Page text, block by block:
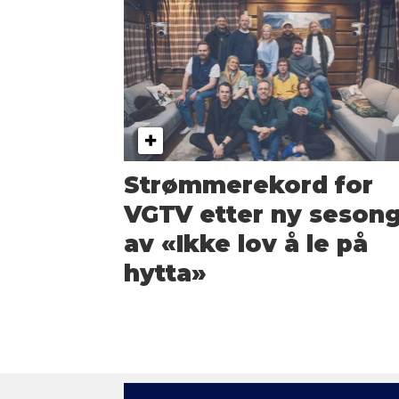
Strømmerekord for
VGTV etter ny
av «Ikke lov å le på
hytta»